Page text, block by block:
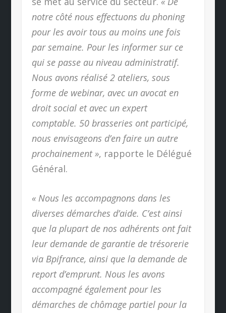
notre côté nous effectuons du phoning
pour les avoir tous au moins une fois
par semaine. Pour les informer sur ce
qui se passe au niveau administratif.
Nous avons réalisé 2 ateliers, sous
forme de webinar, avec un avocat en
droit social et avec un expert
comptable. 50 brasseries ont participé,
nous envisageons d’en faire un autre
prochainement », rapporte le Délégué
Général.
« Nous les accompagnons dans les
diverses démarches d’aide. C’est ainsi
que la plupart de nos adhérents ont fait
leur demande de garantie de trésorerie
via Bpifrance, ainsi que la demande de
report d’emprunt. Nous les avons
accompagné également pour les
démarches de chômage partiel pour la